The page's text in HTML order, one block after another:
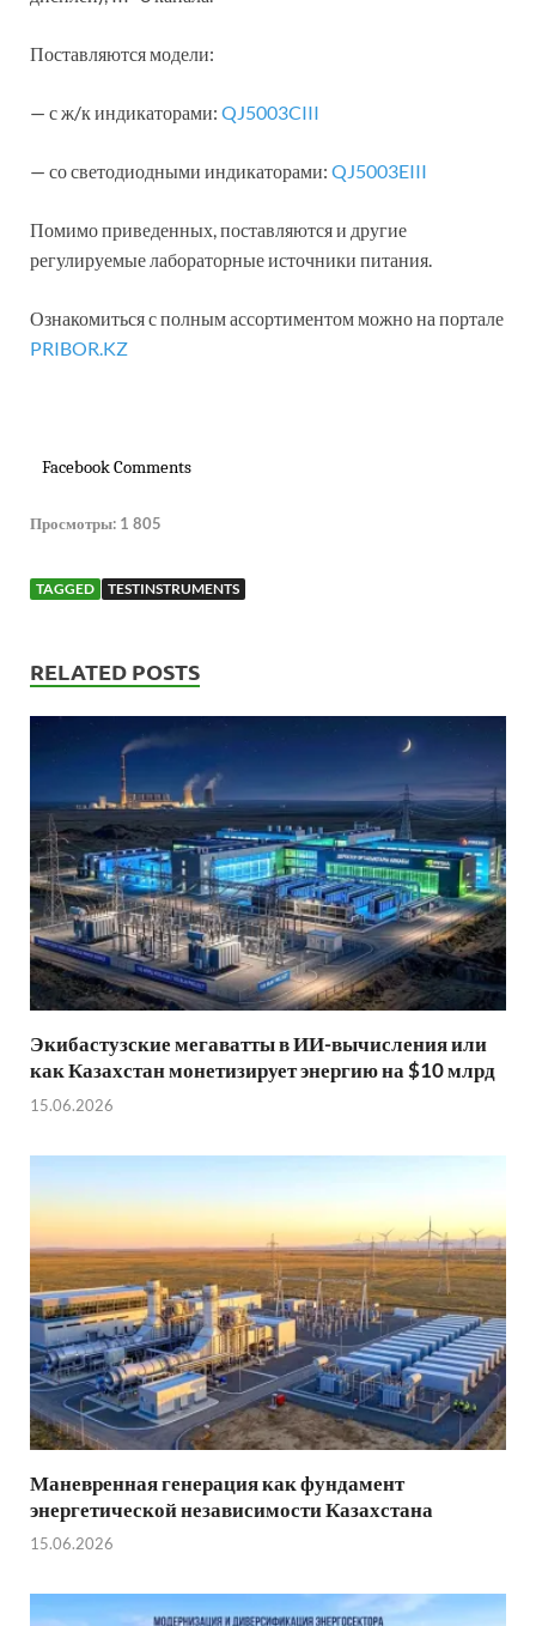
Поставляются модели:
— с ж/к индикаторами: QJ5003CIII
— со светодиодными индикаторами: QJ5003EIII
Помимо приведенных, поставляются и другие
регулируемые лабораторные источники питания.
Ознакомиться с полным ассортиментом можно на портале
PRIBOR.KZ
Facebook Comments
Просмотры: 1 805
TAGGED TESTINSTRUMENTS
RELATED POSTS
Экибастузские мегаватты в ИИ-вычисления или
как Казахстан монетизирует энергию на $10 млрд
15.06.2026
Маневренная генерация как фундамент
энергетической независимости Казахстана
15.06.2026